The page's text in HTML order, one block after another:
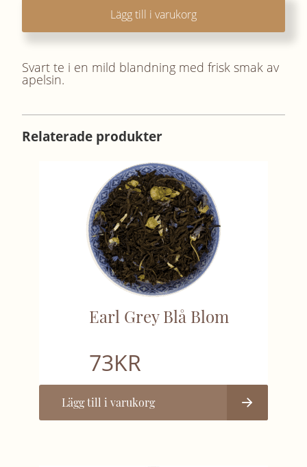
Lägg till i varukorg
Svart te i en mild blandning med frisk smak av
apelsin.
Relaterade produkter
Earl Grey Blå Blom
73KR
Lägg till i varukorg